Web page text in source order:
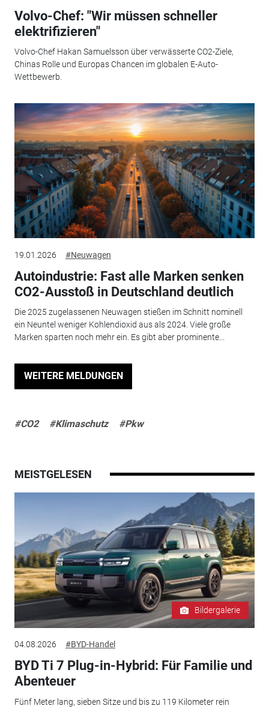
Volvo-Chef: "Wir müssen schneller
elektrifizieren"
Volvo-Chef Hakan Samuelsson über verwässerte CO2-Ziele,
Chinas Rolle und Europas Chancen im globalen E-Auto-
Wettbewerb.
19.01.2026 #Neuwagen
Autoindustrie: Fast alle Marken senken
CO2-Ausstoß in Deutschland deutlich
Die 2025 zugelassenen Neuwagen stießen im Schnitt nominell
ein Neuntel weniger Kohlendioxid aus als 2024. Viele große
Marken sparten noch mehr ein. Es gibt aber prominente...
WEITERE MELDUNGEN
#CO2 #Klimaschutz #Pkw
MEISTGELESEN
Bildergalerie
04.08.2026 #BYD-Handel
BYD Ti 7 Plug-in-Hybrid: Für Familie und
Abenteuer
Fünf Meter lang, sieben Sitze und bis zu 119 Kilometer rein